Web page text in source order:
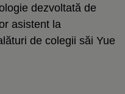
dezvoltată de
asistent la
de colegii săi Yue